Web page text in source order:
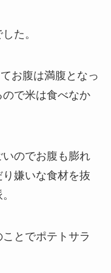
た。
お腹は満腹となっ
で米は食べなか
のでお腹も膨れ
嫌いな食材を抜
とでポテトサラ